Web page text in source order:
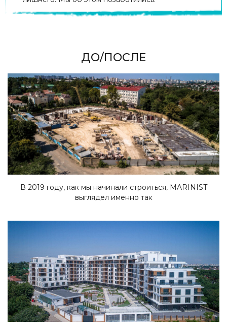
ДО/ПОСЛЕ
В 2019 году, как мы начинали строиться, MARINIST
выглядел именно так